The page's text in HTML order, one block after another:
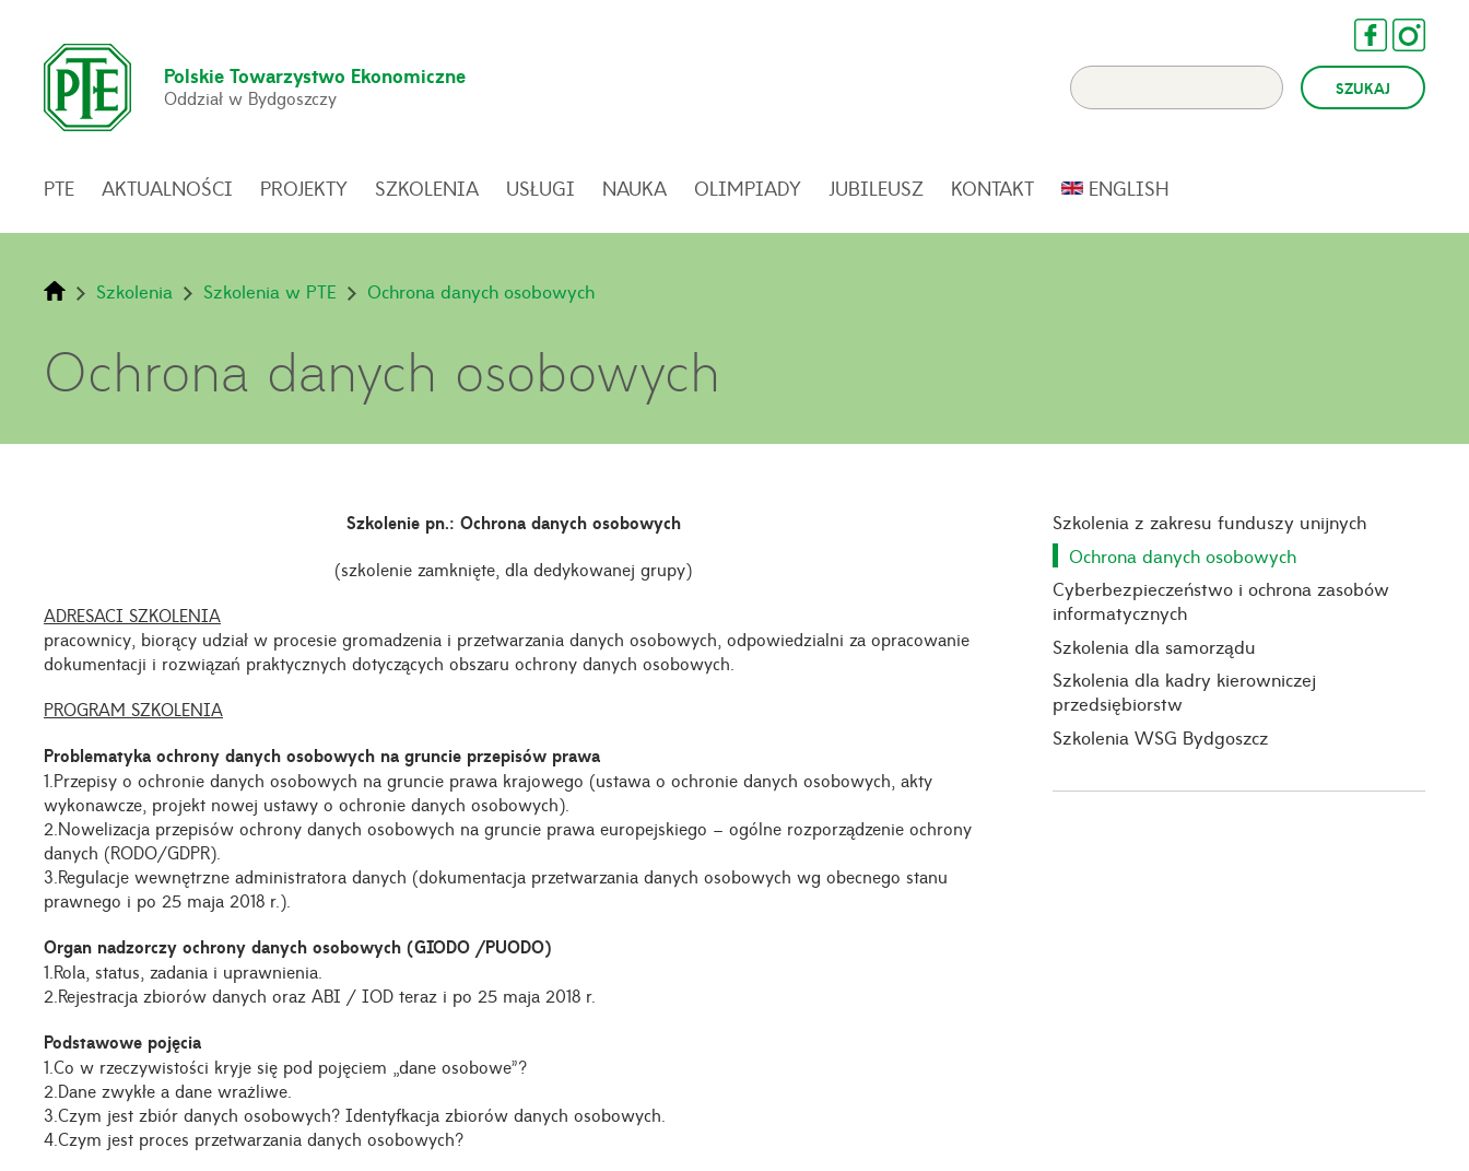
Polskie Towarzystwo Ekonomiczne
Oddział w Bydgoszczy
PTE AKTUALNOŚCI PROJEKTY SZKOLENIA USŁUGI NAUKA OLIMPIADY JUBILEUSZ KONTAKT ENGLISH
Szkolenia Szkolenia w PTE Ochrona danych osobowych
Ochrona danych osobowych
Szkolenie pn.: Ochrona danych osobowych
(szkolenie zamknięte, dla dedykowanej grupy)
ADRESACI SZKOLENIA
pracownicy, biorący udział w procesie gromadzenia i przetwarzania danych osobowych, odpowiedzialni za opracowanie
dokumentacji i rozwiązań praktycznych dotyczących obszaru ochrony danych osobowych.
PROGRAM SZKOLENIA
Problematyka ochrony danych osobowych na gruncie przepisów prawa
1.Przepisy o ochronie danych osobowych na gruncie prawa krajowego (ustawa o ochronie danych osobowych, akty
wykonawcze, projekt nowej ustawy o ochronie danych osobowych).
2.Nowelizacja przepisów ochrony danych osobowych na gruncie prawa europejskiego – ogólne rozporządzenie ochrony
danych (RODO/GDPR).
3.Regulacje wewnętrzne administratora danych (dokumentacja przetwarzania danych osobowych wg obecnego stanu
prawnego i po 25 maja 2018 r.).
Organ nadzorczy ochrony danych osobowych (GIODO /PUODO)
1.Rola, status, zadania i uprawnienia.
2.Rejestracja zbiorów danych oraz ABI / IOD teraz i po 25 maja 2018 r.
Podstawowe pojęcia
1.Co w rzeczywistości kryje się pod pojęciem „dane osobowe”?
2.Dane zwykłe a dane wrażliwe.
3.Czym jest zbiór danych osobowych? Identyfkacja zbiorów danych osobowych.
4.Czym jest proces przetwarzania danych osobowych?
Szkolenia z zakresu funduszy unijnych
Ochrona danych osobowych
Cyberbezpieczeństwo i ochrona zasobów
informatycznych
Szkolenia dla samorządu
Szkolenia dla kadry kierowniczej
przedsiębiorstw
Szkolenia WSG Bydgoszcz